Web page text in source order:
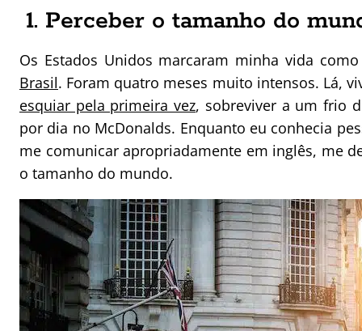
1. Perceber o tamanho do
Os Estados Unidos marcaram minha vida
Brasil. Foram quatro meses muito intensos. Lá,
esquiar pela primeira vez, sobreviver a um frio
por dia no McDonalds. Enquanto eu conhecia
me comunicar apropriadamente em inglês, me
o tamanho do mundo.